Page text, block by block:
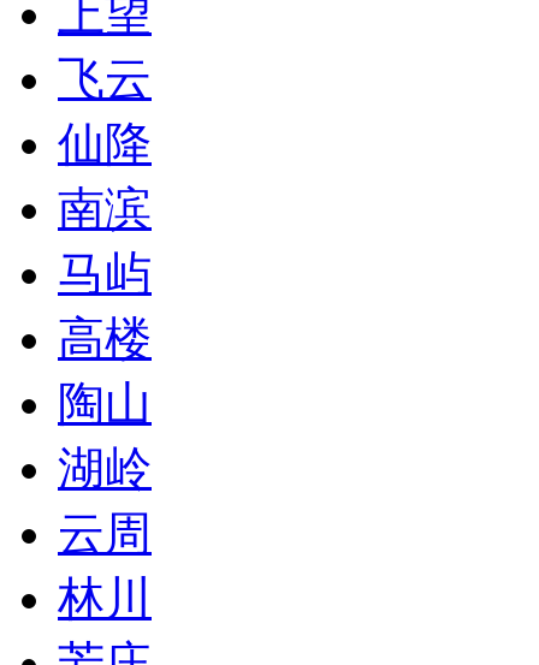
上望
飞云
仙降
南滨
马屿
高楼
陶山
湖岭
云周
林川